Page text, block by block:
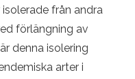
från andra
förlängning av
denna isolering
arter i